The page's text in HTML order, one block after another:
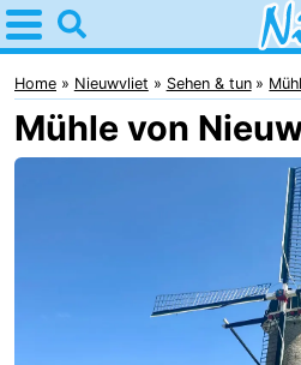
Home
Nieuwvliet
Tipps
Home Nieuwvliet Sehen & tun
Mühle von